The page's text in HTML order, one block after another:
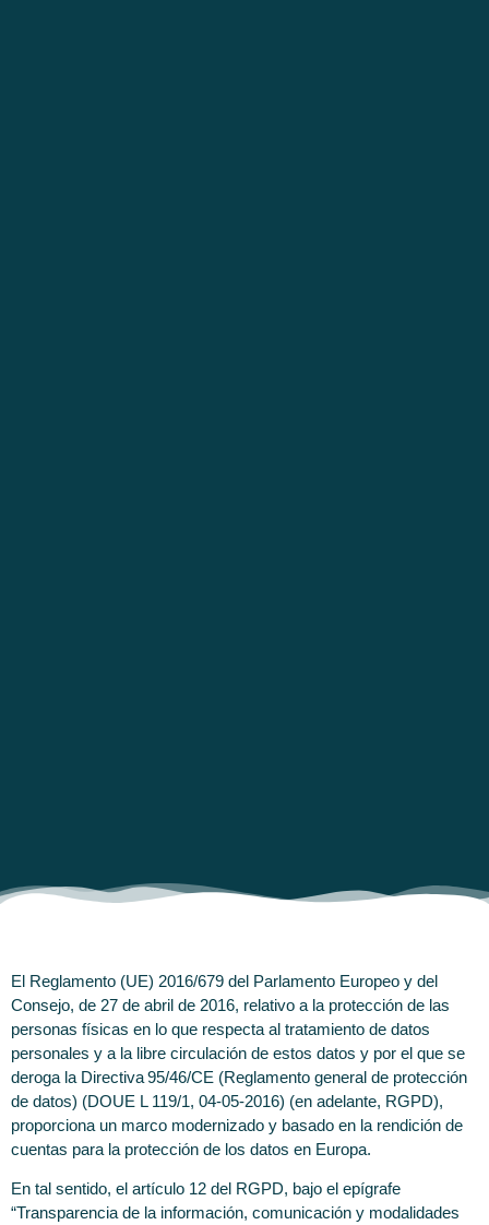
El Reglamento (UE) 2016/679 del Parlamento Europeo y del
Consejo, de 27 de abril de 2016, relativo a la protección de las
personas físicas en lo que respecta al tratamiento de datos
personales y a la libre circulación de estos datos y por el que se
deroga la Directiva 95/46/CE (Reglamento general de protección
de datos) (DOUE L 119/1, 04-05-2016) (en adelante, RGPD),
proporciona un marco modernizado y basado en la rendición de
cuentas para la protección de los datos en Europa.
En tal sentido, el artículo 12 del RGPD, bajo el epígrafe
“Transparencia de la información, comunicación y modalidades